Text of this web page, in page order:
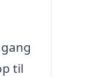
til